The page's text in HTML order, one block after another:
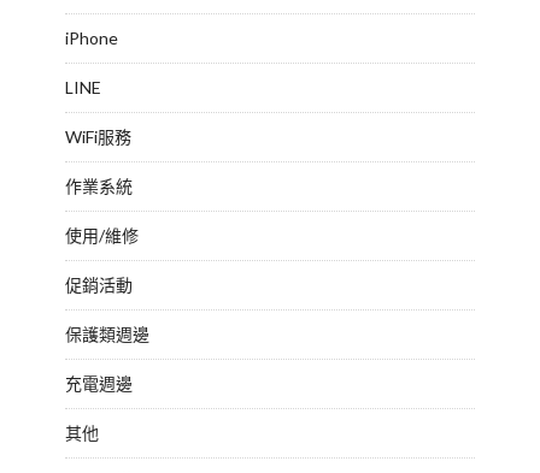
iPhone
LINE
WiFi服務
作業系統
使用/維修
促銷活動
保護類週邊
充電週邊
其他